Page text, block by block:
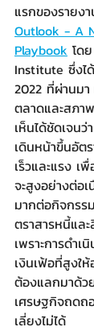
แรกของรายง
Outlook - A
Playbook โด
Institute ซึ่งไ
2022 ที่ผ่านม
ตลาดและสภา
เห็นได้ชัดเจน
เดินหน้าขึ้นอัต
เร็วและแรง เ
จะสูงอย่างต่อ
มากต่อกิจกรร
ตราสารหนี้แล
เพราะการดำเ
เงินเฟ้อที่สูงใ
ต้องแลกมาด้ว
เศรษฐกิจถดถ
เลี่ยงไม่ได้